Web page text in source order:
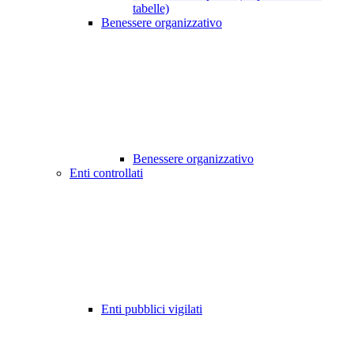
tabelle)
Benessere organizzativo
Benessere organizzativo
Enti controllati
Enti pubblici vigilati